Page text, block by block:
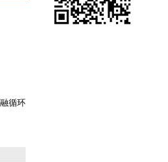
循环